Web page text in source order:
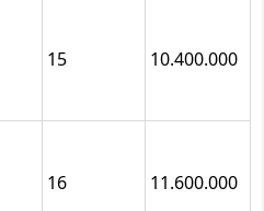
15 10.400.000
16 11.600.000